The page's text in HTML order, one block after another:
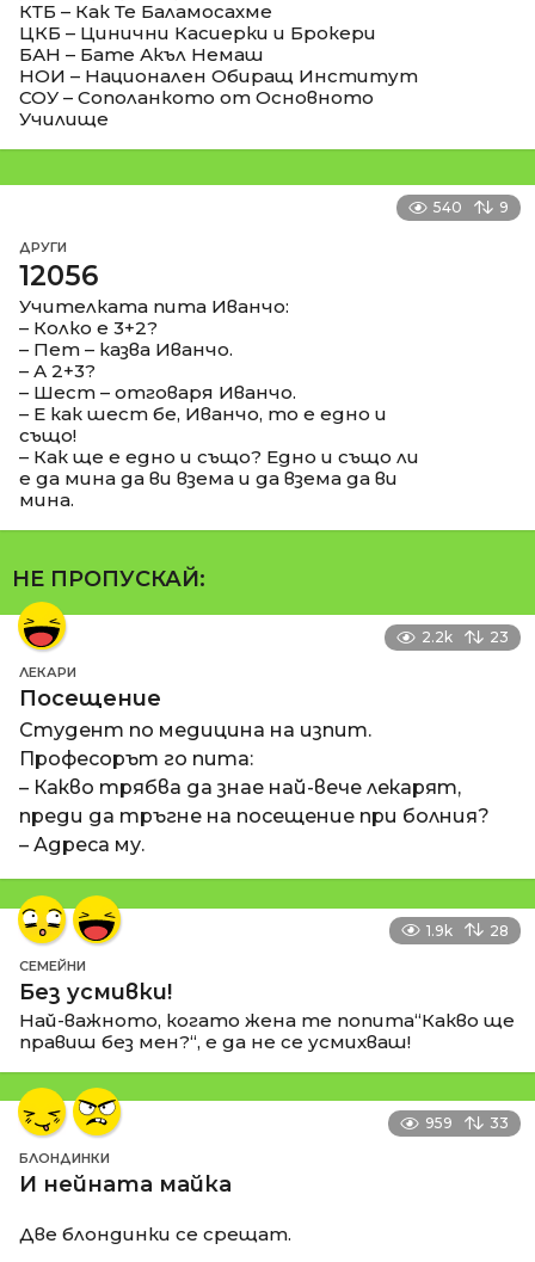
КТБ – Как Те Баламосахме
ЦКБ – Цинични Касиерки и Брокери
БАН – Бате Акъл Немаш
НОИ – Национален Обиращ Институт
СОУ – Сополанкото от Основното
Училище
540 9
ДРУГИ
12056
Учителката пита Иванчо:
– Колко е 3+2?
– Пет – казва Иванчо.
– А 2+3?
– Шест – отговаря Иванчо.
– Е как шест бе, Иванчо, то е едно и
също!
– Как ще е едно и също? Едно и също ли
е да мина да ви взема и да взема да ви
мина.
НЕ ПРОПУСКАЙ:
2.2k 23
ЛЕКАРИ
Посещение
Студент по медицина на изпит.
Професорът го пита:
– Какво трябва да знае най-вече лекарят,
преди да тръгне на посещение при болния?
– Адреса му.
1.9k 28
СЕМЕЙНИ
Без усмивки!
Най-важното, когато жена те попита“Какво ще
правиш без мен?“, е да не се усмихваш!
959 33
БЛОНДИНКИ
И нейната майка
Две блондинки се срещат.